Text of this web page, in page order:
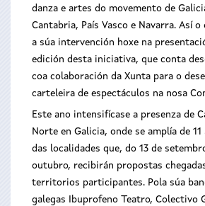
danza e artes do movemento de
Cantabria, País Vasco e Navarra. Así
a súa intervención hoxe na
edición desta iniciativa, que conta
coa colaboración da Xunta para o
carteleira de espectáculos na nosa
Este ano intensifícase a presenza de
Norte en Galicia, onde se amplía de 11
das localidades que, do 13 de
outubro, recibirán propostas
territorios participantes. Pola súa
galegas Ibuprofeno Teatro, Colectivo